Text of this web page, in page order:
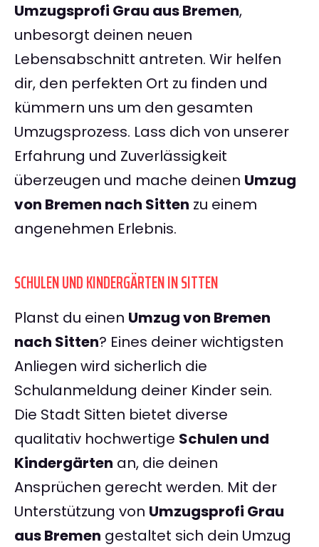
Umzugsprofi Grau aus Bremen,
unbesorgt deinen neuen
Lebensabschnitt antreten. Wir helfen
dir, den perfekten Ort zu finden und
kümmern uns um den gesamten
Umzugsprozess. Lass dich von unserer
Erfahrung und Zuverlässigkeit
überzeugen und mache deinen Umzug
von Bremen nach Sitten zu einem
angenehmen Erlebnis.
SCHULEN UND KINDERGÄRTEN IN SITTEN
Planst du einen Umzug von Bremen
nach Sitten? Eines deiner wichtigsten
Anliegen wird sicherlich die
Schulanmeldung deiner Kinder sein.
Die Stadt Sitten bietet diverse
qualitativ hochwertige Schulen und
Kindergärten an, die deinen
Ansprüchen gerecht werden. Mit der
Unterstützung von Umzugsprofi Grau
aus Bremen gestaltet sich dein Umzug